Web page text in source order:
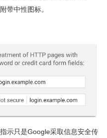
带中性图标。
示只是Google采取信息安全传